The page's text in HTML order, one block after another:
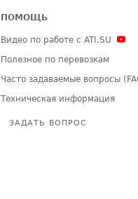
ПОМОЩЬ
Видео по работе с ATI.SU
Полезное по перевозкам
Часто задаваемые вопросы
Техническая информация
ЗАДАТЬ ВОПРОС